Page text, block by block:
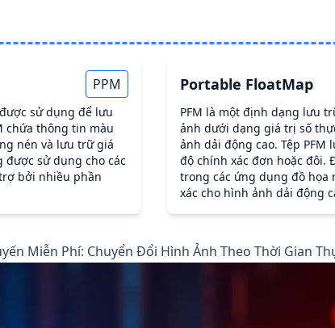
PPM
sử dụng để lưu
chứa thông tin màu
nén và lưu trữ giá
được sử dụng cho các
bởi nhiều phần
Portable FloatMap
PFM là một định dạng lưu
ảnh dưới dạng giá trị số
ảnh dải động cao. Tệp
độ chính xác đơn hoặc đôi.
trong các ứng dụng đồ họa
xác cho hình ảnh dải động
Miễn Phí: Chuyển Đổi Hình Ảnh Theo Thời Gian